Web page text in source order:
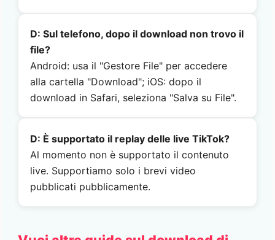
D: Sul telefono, dopo il download non trovo il
file?
Android: usa il "Gestore File" per accedere
alla cartella "Download"; iOS: dopo il
download in Safari, seleziona "Salva su File".
D: È supportato il replay delle live TikTok?
Al momento non è supportato il contenuto
live. Supportiamo solo i brevi video
pubblicati pubblicamente.